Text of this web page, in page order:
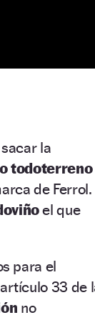
la
todoterreno
de Ferrol.
el que
para el
33 de
no